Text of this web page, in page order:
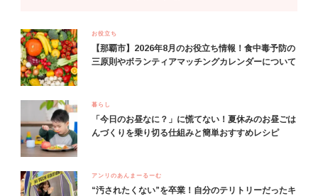
お役立ち
【那覇市】2026年8月のお役立ち情報！食中毒予防の
三原則やボランティアマッチングカレンダーについて
暮らし
「今日のお昼なに？」に慌てない！夏休みのお昼ごは
んづくりを乗り切る仕組みと簡単おすすめレシピ
アンリのあんまーるーむ
“汚されたくない”を卒業！自分のテリトリーだったキ